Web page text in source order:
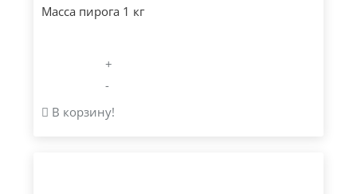
Масса пирога 1 кг
+
-
В корзину!